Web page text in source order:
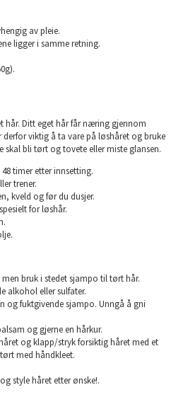
av pleie.
ligger i samme retning.
hår. Ditt eget hår får næring gjennom
derfor viktig å ta vare på løshåret og bruke
skal bli tørt og tovete eller miste glansen.
timer etter innsetting.
trener.
kveld og før du dusjer.
for løshår.
bruk i stedet sjampo til tørt hår.
alkohol eller sulfater.
og fuktgivende sjampo. Unngå å gni
og gjerne en hårkur.
og klapp/stryk forsiktig håret med et
med håndkleet.
style håret etter ønske!.